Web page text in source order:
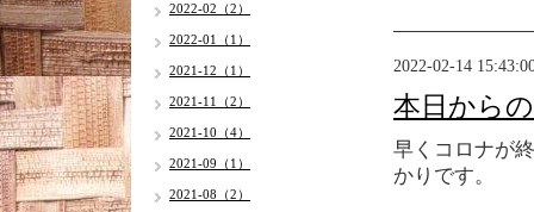
2022-02-14
本日から
早くコロナが
かりです。
2022-02（2）
2022-01（1）
2021-12（1）
2021-11（2）
2021-10（4）
2021-09（1）
2021-08（2）